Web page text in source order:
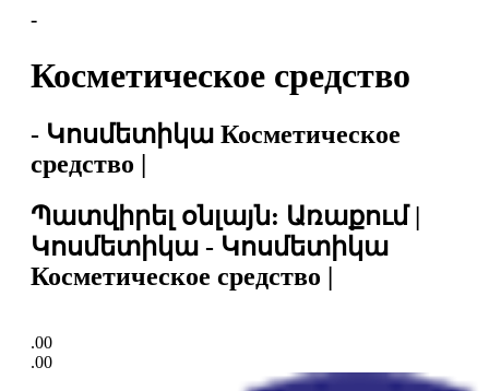
-
Косметическое средство
- Կոսմետիկա Косметическое
средство |
Պատվիրել օնլայն: Առաքում |
Կոսմետիկա - Կոսմետիկա
Косметическое средство |
.00
.00